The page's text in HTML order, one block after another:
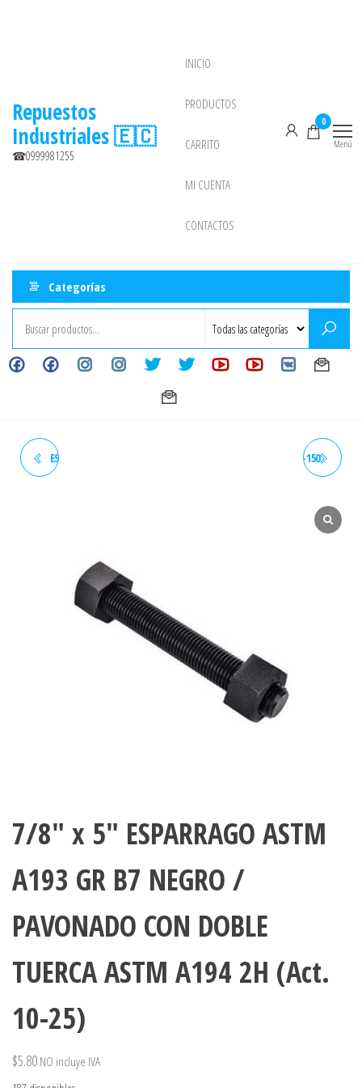
Repuestos
Industriales 🇪🇨
☎0999981255
INICIO
PRODUCTOS
CARRITO
MI CUENTA
CONTACTOS
0
Menú
Categorías
ESPIROMETALICO 24" CLASE NEPLO HEXAGONAL HN CL-150
7/8″ x 5″ ESPARRAGO ASTM
A193 GR B7 NEGRO /
PAVONADO CON DOBLE
TUERCA ASTM A194 2H (Act.
10-25)
$5.80 NO incluye IVA